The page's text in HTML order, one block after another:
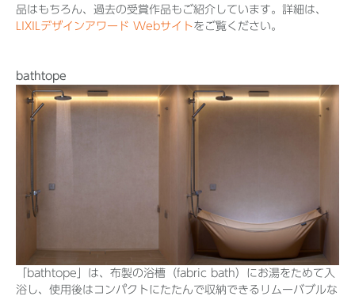
品はもちろん、過去の受賞作品もご紹介しています。詳細は、
LIXILデザインアワード Webサイトをご覧ください。
bathtope
「bathtope」は、布製の浴槽（fabric bath）にお湯をためて入
浴し、使用後はコンパクトにたたんで収納できるリムーバブルな